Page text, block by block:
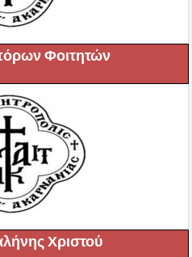
Φοιτητών
Χριστού